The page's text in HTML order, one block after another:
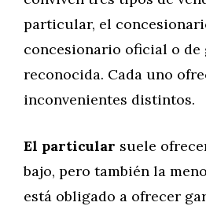
particular, el
concesionario oficial o de
reconocida. Cada uno
inconvenientes distintos.
El particular suele
bajo, pero también la
está obligado a ofrecer